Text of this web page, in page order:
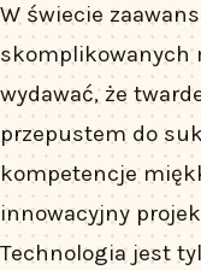
W świecie
skomplikowanych
wydawać, że
przepustem do
kompetencje
innowacyjny
Technologia jest